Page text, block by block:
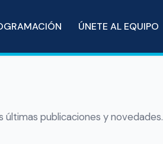
ÚNETE AL EQUIPO
últimas publicaciones y novedades.